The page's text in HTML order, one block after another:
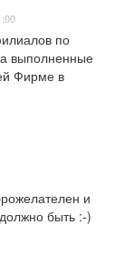
по
выполненные
Фирме в
и
быть :-)